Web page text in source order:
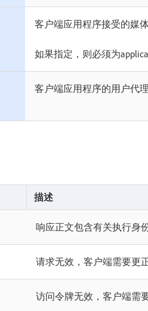
客户端应用程序接受的媒体
如果指定，则必须为
客户端应用程序的用户代理
描述
响应正文包含有关执行身
请求无效，客户端需要更
访问令牌无效，客户端需